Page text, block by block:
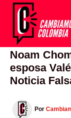
contenido
Noam
esposa
Noticia
Por